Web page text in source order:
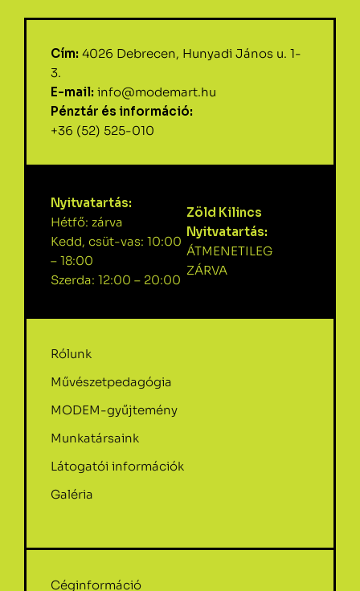
Cím: 4026 Debrecen, Hunyadi János u. 1-
3.
E-mail: info@modemart.hu
Pénztár és információ:
+36 (52) 525-010
Nyitvatartás:
Hétfő: zárva
Kedd, csüt-vas: 10:00
– 18:00
Szerda: 12:00 – 20:00
Zöld Kilincs
Nyitvatartás:
ÁTMENETILEG
ZÁRVA
Rólunk
Művészetpedagógia
MODEM-gyűjtemény
Munkatársaink
Látogatói információk
Galéria
Céginformáció